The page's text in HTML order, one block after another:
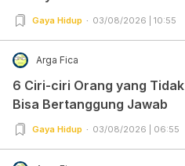
Gaya Hidup 03/08/2026 | 10:55
Arga Fica
6 Ciri-ciri Orang yang Tidak
Bisa Bertanggung Jawab
Gaya Hidup 03/08/2026 | 06:55